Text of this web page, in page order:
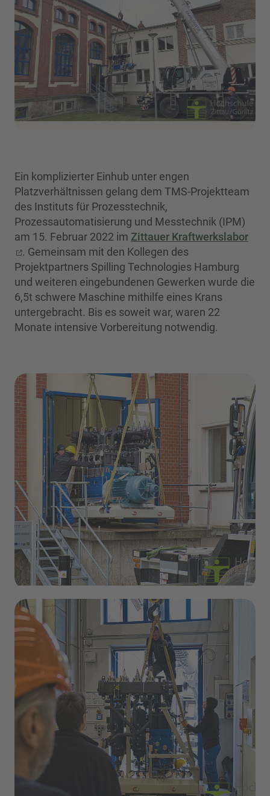
Ein komplizierter Einhub unter engen
Platzverhältnissen gelang dem TMS-Projektteam
des Instituts für Prozesstechnik,
Prozessautomatisierung und Messtechnik (IPM)
am 15. Februar 2022 im Zittauer Kraftwerkslabor
. Gemeinsam mit den Kollegen des
Projektpartners Spilling Technologies Hamburg
und weiteren eingebundenen Gewerken wurde die
6,5t schwere Maschine mithilfe eines Krans
untergebracht. Bis es soweit war, waren 22
Monate intensive Vorbereitung notwendig.